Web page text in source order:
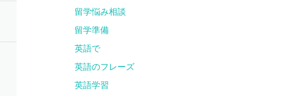
留学悩み相談
留学準備
英語で
英語のフレーズ
英語学習